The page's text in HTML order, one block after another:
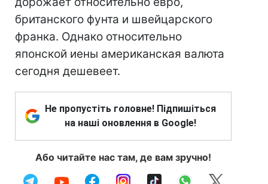
британского фунта и швейцарского
франка. Однако относительно
японской иены американская валюта
сегодня дешевеет.
Не пропустіть головне! Підпишіться
на наші оновлення в Google!
Або читайте нас там, де вам зручно!